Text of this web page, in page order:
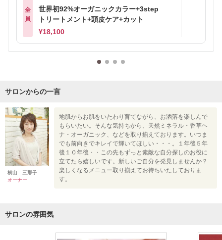
全
員
世界初92%オーガニックカラー+3step
トリートメント+頭皮ケア+カット
¥18,100
サロンからの一言
横山 三那子
オーナー
地肌からお肌をいたわり育てながら、お洒落を楽しんで
もらいたい。そんな気持ちから、天然ミネラル・香草ヘ
ナ・オーガニック、などを取り揃えております。いつま
でも前向きでキレイで輝いてほしい・・・。１年後５年
後１０年後・・この先もずっと素敵な自分探しのお役に
立てたら嬉しいです。新しいご自分を発見しませんか？
楽しくなるメニュー取り揃えてお待ちいたしておりま
す。
サロンの雰囲気